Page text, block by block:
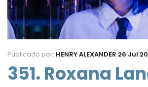
Publicado por: HENRY ALEXANDER 26 Jul
351. Roxana